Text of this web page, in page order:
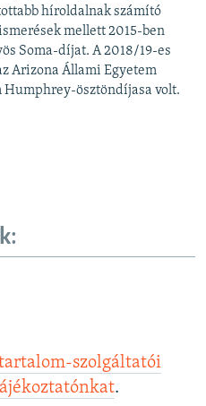
híroldalnak számító
mellett 2015-ben
Soma-díjat. A 2018/19-es
Arizona Állami Egyetem
ösztöndíjasa volt.
szolgáltatói
.